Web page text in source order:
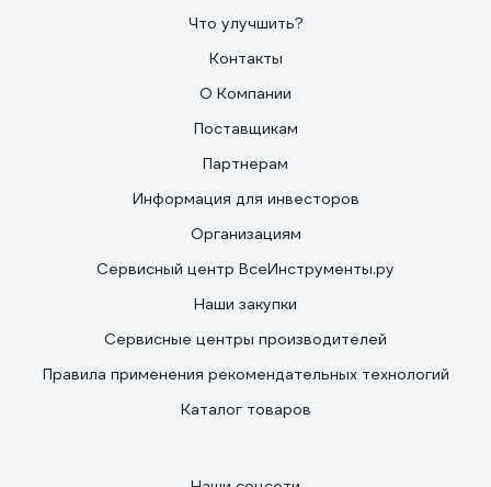
Что улучшить?
Контакты
О Компании
Поставщикам
Партнерам
Информация для инвесторов
Организациям
Сервисный центр ВсеИнструменты.ру
Наши закупки
Сервисные центры производителей
Правила применения рекомендательных технологий
Каталог товаров